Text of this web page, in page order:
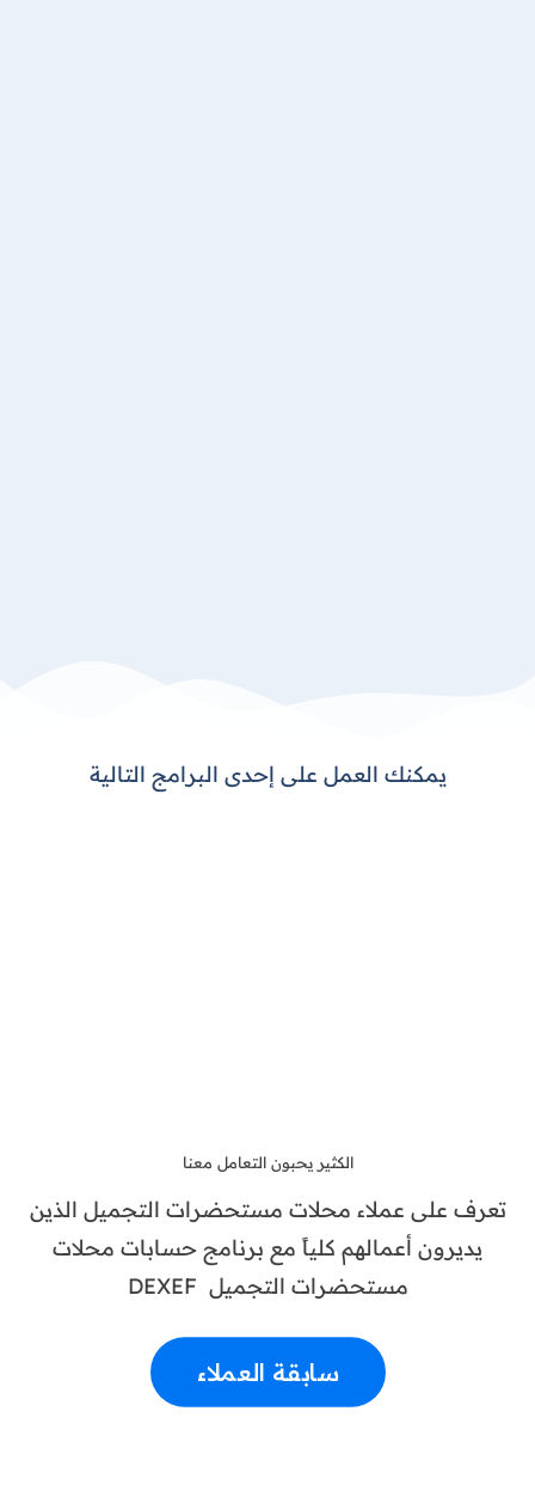
يمكنك العمل على إحدى البرامج التالية
الكثير يحبون التعامل معنا
تعرف على عملاء محلات مستحضرات التجميل الذين
يديرون أعمالهم كلياً مع برنامج حسابات محلات
مستحضرات التجميل DEXEF
سابقة العملاء